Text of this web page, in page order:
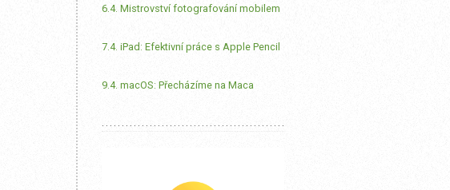
6.4. Mistrovství fotografování mobilem
7.4. iPad: Efektivní práce s Apple Pencil
9.4. macOS: Přecházíme na Maca